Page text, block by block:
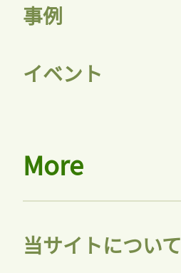
事例
イベント
More
当サイトについて